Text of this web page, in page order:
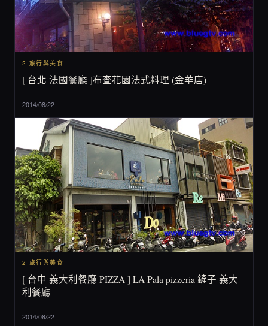
2 旅行與美食
[ 台北 法國餐廳 ]布查花園法式料理 (金華店)
2014/08/22
2 旅行與美食
[ 台中 義大利餐廳 PIZZA ] LA Pala pizzeria 鏟子 義大
利餐廳
2014/08/22